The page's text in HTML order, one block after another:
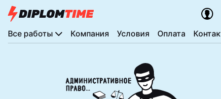
Все работы Компания Условия Оплата